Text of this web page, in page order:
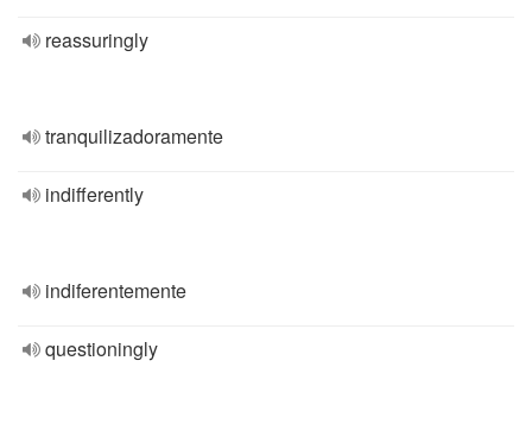
reassuringly
tranquilizadoramente
indifferently
indiferentemente
questioningly